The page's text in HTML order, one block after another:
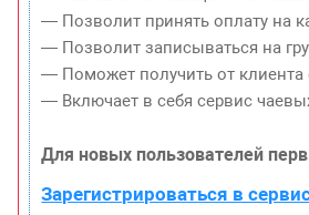
— Позволит принять оплату на
— Позволит записываться на
— Поможет получить от
— Включает в себя сервис
Для новых пользователей
Зарегистрироваться в